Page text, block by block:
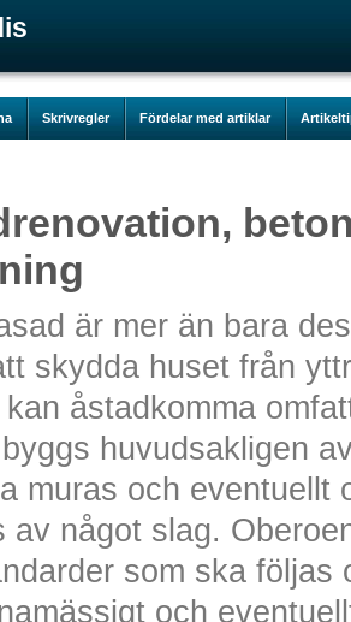
Skrivregler Fördelar med artiklar
är mer än bara
skydda huset från
åstadkomma
huvudsakligen
muras och eventuellt
av något slag.
som ska följas
och